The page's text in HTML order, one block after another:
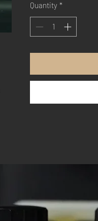
Quantity *